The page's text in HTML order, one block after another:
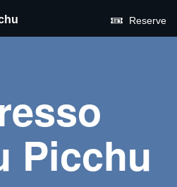
Reserve
Picchu